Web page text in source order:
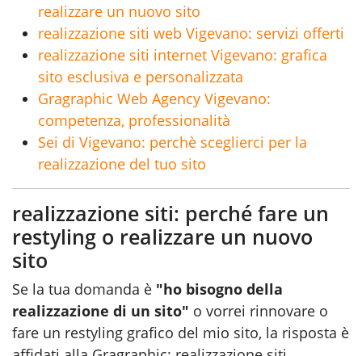
realizzare un nuovo sito
realizzazione siti web Vigevano: servizi offerti
realizzazione siti internet Vigevano: grafica
sito esclusiva e personalizzata
Gragraphic Web Agency Vigevano:
competenza, professionalità
Sei di Vigevano: perchè sceglierci per la
realizzazione del tuo sito
realizzazione siti: perché fare un
restyling o realizzare un nuovo
sito
Se la tua domanda è "ho bisogno della
realizzazione di un sito" o vorrei rinnovare o
fare un restyling grafico del mio sito, la risposta è